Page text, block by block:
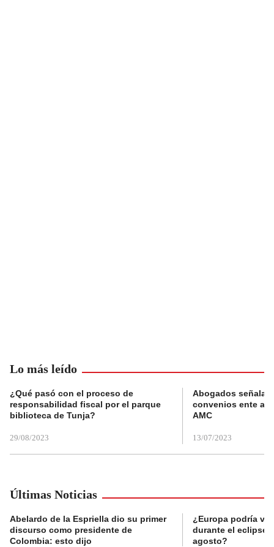
Lo más leído
¿Qué pasó con el proceso de
responsabilidad fiscal por el parque
biblioteca de Tunja?
29/08/2023
Abogados
convenios ente
AMC
13/07/2023
Últimas Noticias
Abelardo de la Espriella dio su primer
discurso como presidente de
Colombia: esto dijo
¿Europa podría
durante el eclipse
agosto?